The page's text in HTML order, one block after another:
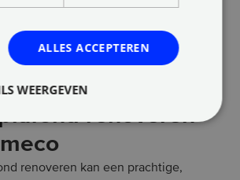
van het materiaal waar je voor
moeten zagen, of van tevoren
bij het bestellen van je materiaal.
renoveren
renoveren kan een prachtige,
ALLES ACCEPTEREN
WEERGEVEN